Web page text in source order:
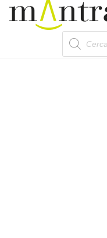
Products
search